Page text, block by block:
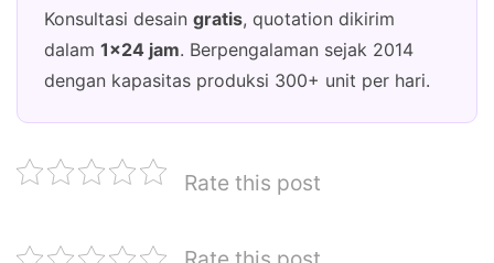
Konsultasi desain gratis, quotation dikirim
dalam 1×24 jam. Berpengalaman sejak 2014
dengan kapasitas produksi 300+ unit per hari.
Rate this post